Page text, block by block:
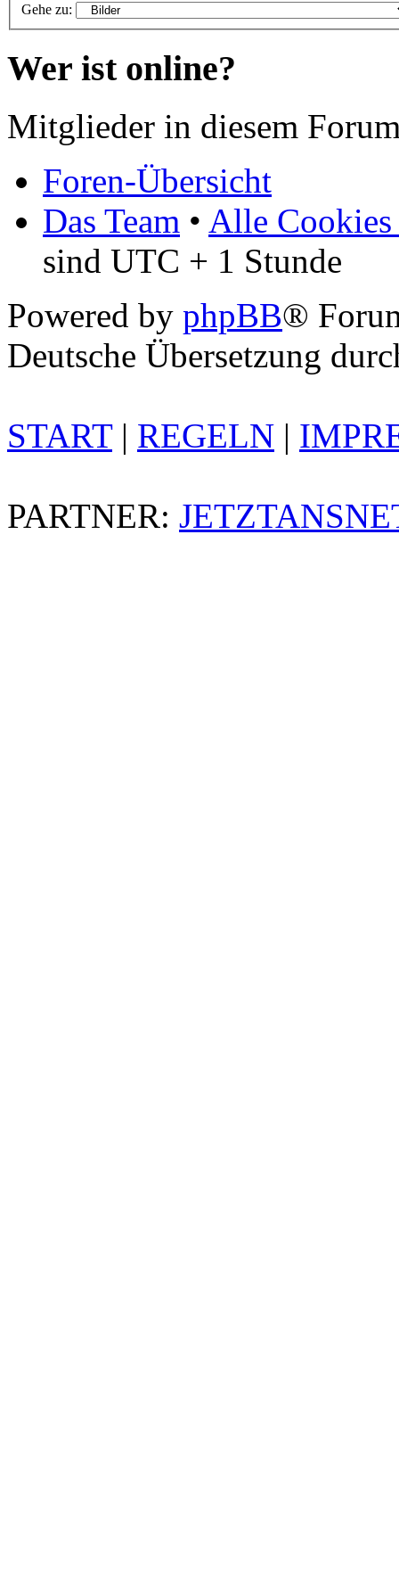
Gehe zu:
Wer ist online?
Mitglieder in diesem
Foren-Übersicht
Das Team • Alle Cookies
sind UTC + 1 Stunde
Powered by phpBB®
Deutsche Übersetzung
START| REGELN |
PARTNER: